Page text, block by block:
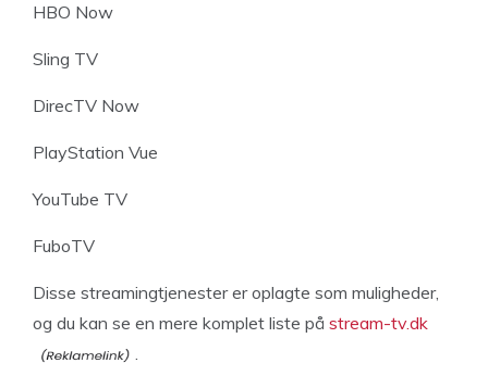
HBO Now
Sling TV
DirecTV Now
PlayStation Vue
YouTube TV
FuboTV
Disse streamingtjenester er oplagte som muligheder,
og du kan se en mere komplet liste på stream-tv.dk
.